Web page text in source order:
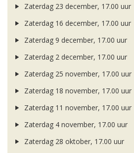
Zaterdag 23 december, 17.00 uur
Zaterdag 16 december, 17.00 uur
Zaterdag 9 december, 17.00 uur
Zaterdag 2 december, 17.00 uur
Zaterdag 25 november, 17.00 uur
Zaterdag 18 november, 17.00 uur
Zaterdag 11 november, 17.00 uur
Zaterdag 4 november, 17.00 uur
Zaterdag 28 oktober, 17.00 uur